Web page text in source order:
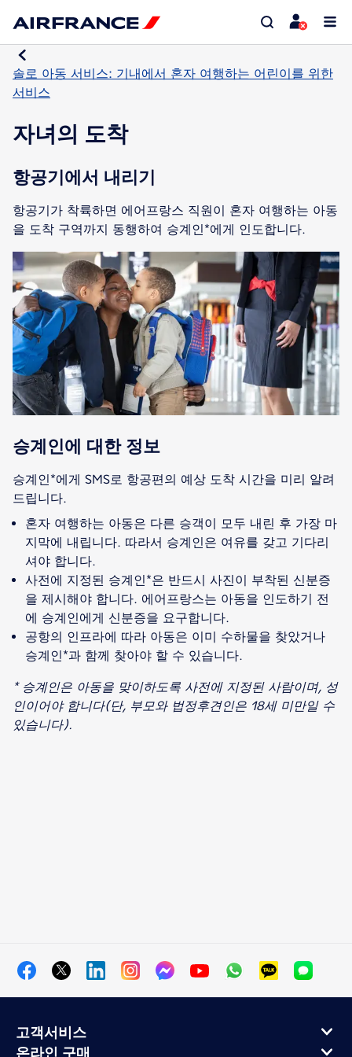
솔로 아동 서비스: 기내에서 혼자 여행하는 어린이를 위한
서비스
자녀의 도착
항공기에서 내리기
항공기가 착륙하면 에어프랑스 직원이 혼자 여행하는 아동
을 도착 구역까지 동행하여 승계인*에게 인도합니다.
승계인에 대한 정보
승계인*에게 SMS로 항공편의 예상 도착 시간을 미리 알려
혼자 여행하는 아동은 다른 승객이 모두 내린 후 가장 마
지막에 내립니다. 따라서 승계인은 여유를 갖고 기다리
셔야 합니다.
사전에 지정된 승계인*은 반드시 사진이 부착된 신분증
을 제시해야 합니다. 에어프랑스는 아동을 인도하기 전
에 승계인에게 신분증을 요구합니다.
공항의 인프라에 따라 아동은 이미 수하물을 찾았거나
승계인*과 함께 찾아야 할 수 있습니다.
* 승계인은 아동을 맞이하도록 사전에 지정된 사람이며, 성
인이어야 합니다(단, 부모와 법정후견인은 18세 미만일 수
있습니다).
고객서비스
온라인 구매